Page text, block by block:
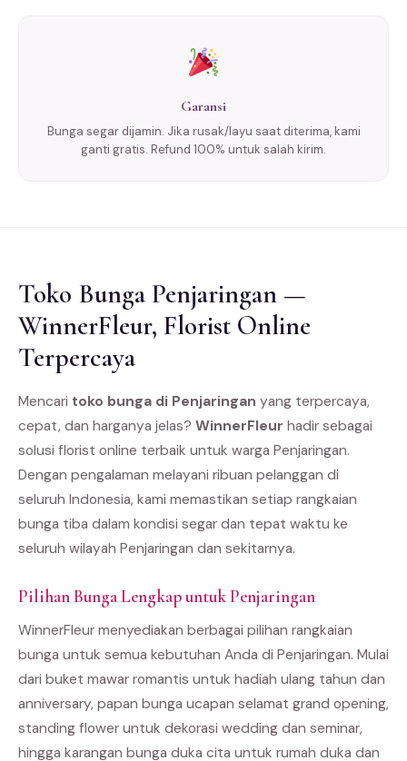
Garansi
Bunga segar dijamin. Jika rusak/layu saat diterima, kami
ganti gratis. Refund 100% untuk salah kirim.
Toko Bunga Penjaringan —
WinnerFleur, Florist Online
Terpercaya
Mencari toko bunga di Penjaringan yang terpercaya,
cepat, dan harganya jelas? WinnerFleur hadir sebagai
solusi florist online terbaik untuk warga Penjaringan.
Dengan pengalaman melayani ribuan pelanggan di
seluruh Indonesia, kami memastikan setiap rangkaian
bunga tiba dalam kondisi segar dan tepat waktu ke
seluruh wilayah Penjaringan dan sekitarnya.
Pilihan Bunga Lengkap untuk Penjaringan
WinnerFleur menyediakan berbagai pilihan rangkaian
bunga untuk semua kebutuhan Anda di Penjaringan. Mulai
dari buket mawar romantis untuk hadiah ulang tahun dan
anniversary, papan bunga ucapan selamat grand opening,
standing flower untuk dekorasi wedding dan seminar,
hingga karangan bunga duka cita untuk rumah duka dan